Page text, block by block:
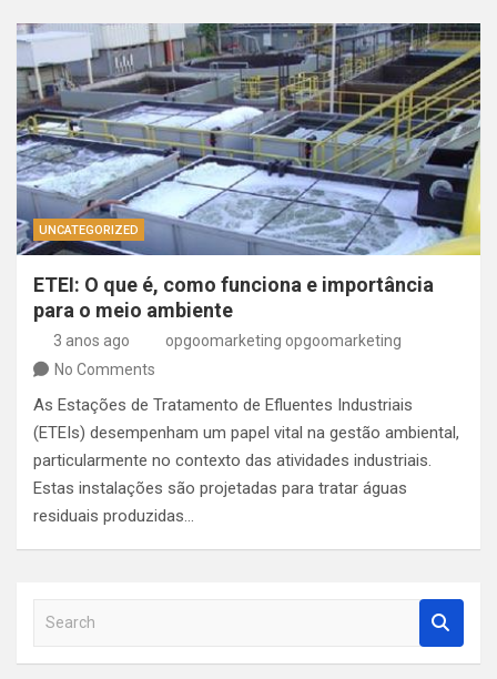
UNCATEGORIZED
ETEI: O que é, como funciona e importância
para o meio ambiente
3 anos ago
opgoomarketing opgoomarketing
No Comments
As Estações de Tratamento de Efluentes Industriais
(ETEIs) desempenham um papel vital na gestão ambiental,
particularmente no contexto das atividades industriais.
Estas instalações são projetadas para tratar águas
residuais produzidas…
a